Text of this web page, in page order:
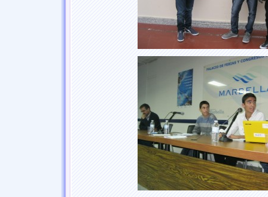
Experiencias
de
Investigación
del
Alumnado
el
Aula